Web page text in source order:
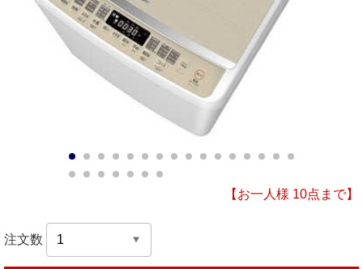
10 11 12 13 14 15
17
18 19 20 21 22
【お一人様 10点まで】
注文数